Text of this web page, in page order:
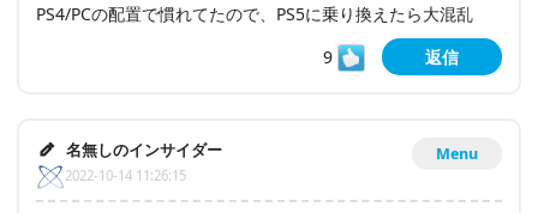
PS4/PCの配置で慣れてたので、PS5に乗り換えたら大混乱
9
返信
Menu
名無しのインサイダー
2022-10-14 11:26:15